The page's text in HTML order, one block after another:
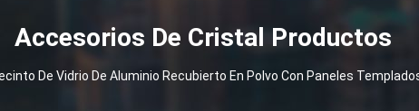
Accesorios De Cristal Productos
De Vidrio De Aluminio Recubierto En Polvo Con Paneles